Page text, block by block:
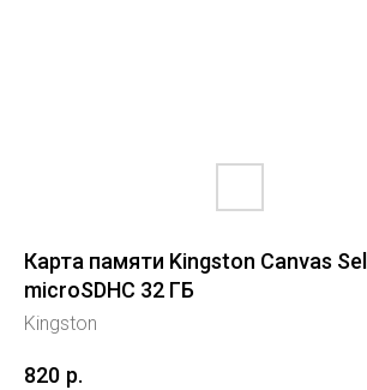
Карта памяти Kingston Canvas
microSDHC 32 ГБ
Kingston
820 р.